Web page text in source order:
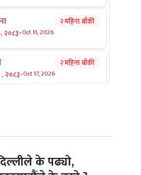
२०८३-Oct 11, 2026
२ महिना बाँकी
२०८३-Oct 17, 2026
२ महिना बाँकी
२०८३-Oct 20, 2026
के पढ्यो,